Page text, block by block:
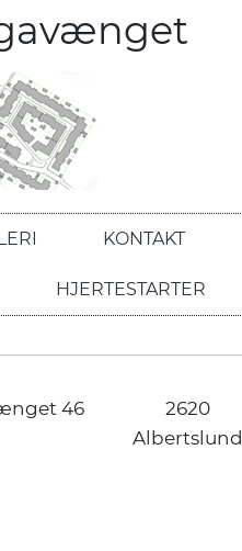
KONTAKT
HJERTESTARTER
46
2620
Albertslund